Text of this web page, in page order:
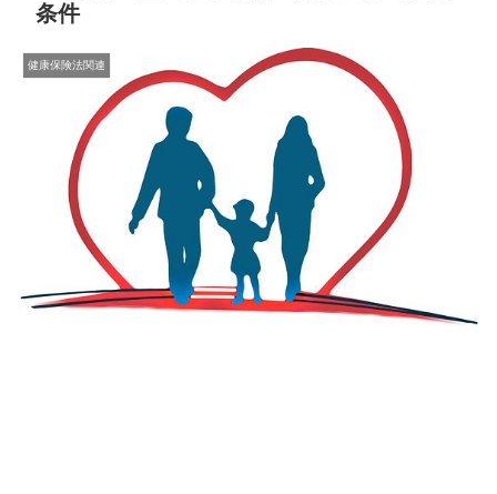
条件
健康保険法関連